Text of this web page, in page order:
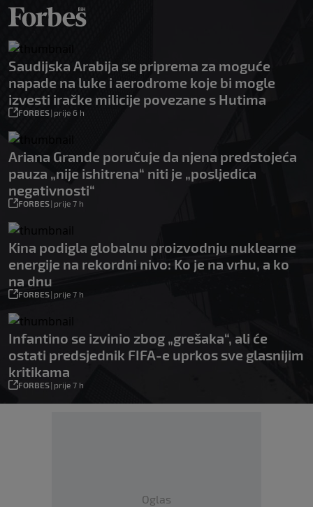
Saudijska Arabija se priprema za moguće
napade na luke i aerodrome koje bi mogle
izvesti iračke milicije povezane s Hutima
FORBES| prije 6 h
Ariana Grande poručuje da njena predstojeća
pauza „nije ishitrena“ niti je „posljedica
negativnosti“
FORBES| prije 7 h
Kina podigla globalnu proizvodnju nuklearne
energije na rekordni nivo: Ko je na vrhu, a ko
na dnu
FORBES| prije 7 h
Infantino se izvinio zbog „grešaka“, ali će
ostati predsjednik FIFA-e uprkos sve glasnijim
kritikama
FORBES| prije 7 h
Oglas